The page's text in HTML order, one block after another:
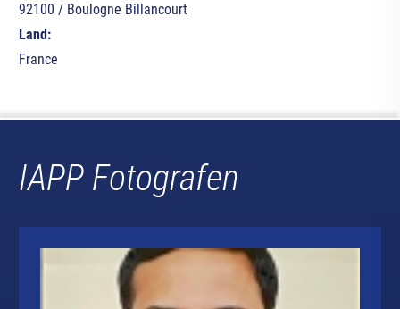
92100 / Boulogne Billancourt
Land:
France
IAPP Fotografen